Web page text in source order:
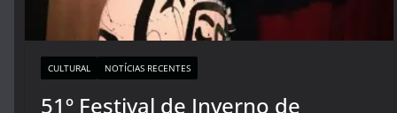
CULTURAL NOTÍCIAS RECENTES
51º Festival de Inverno de